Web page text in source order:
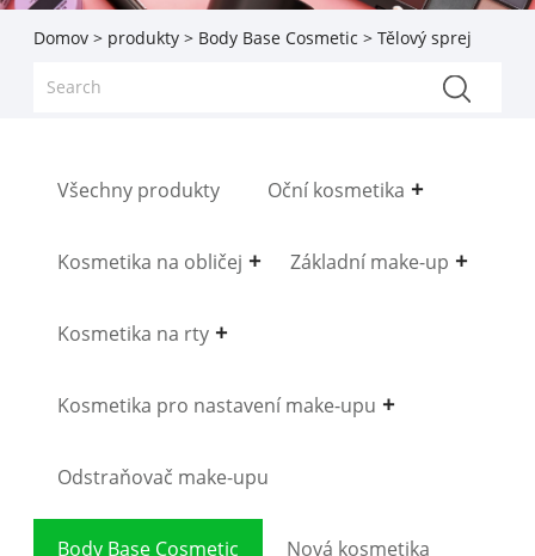
Domov > produkty> Body Base Cosmetic > Tělový sprej
Všechny produkty Oční kosmetika
Kosmetika na obličej Základní make-up
Kosmetika na rty
Kosmetika pro nastavení make-upu
Odstraňovač make-upu
Body Base Cosmetic Nová kosmetika